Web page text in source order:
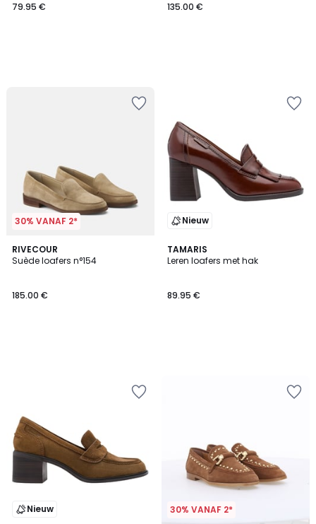
79.95 €
135.00 €
30% VANAF 2*
RIVECOUR
Suède loafers n°154
185.00 €
Nieuw
TAMARIS
Leren loafers met hak
89.95 €
Nieuw 30% VANAF 2*